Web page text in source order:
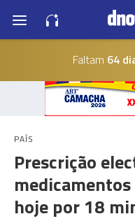
Faltam 64
PAÍS
Prescrição
hoje por 18